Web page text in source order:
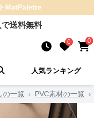
MatPalette
送料無料
0 0
人気ランキング
の一覧 › PVC素材の一覧 ›